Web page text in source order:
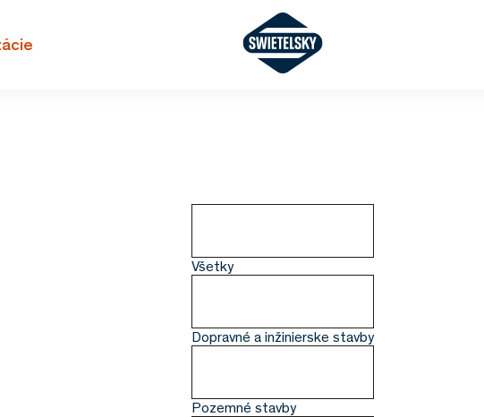
Všetky
Dopravné a inžinierske stavby
Pozemné stavby